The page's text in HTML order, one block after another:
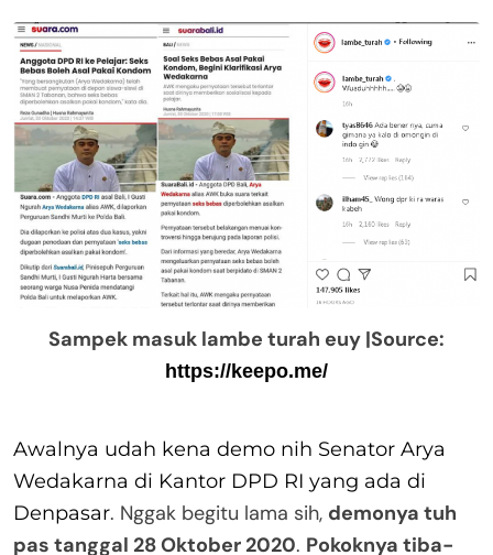
Sampek masuk lambe turah euy |Source:
https://keepo.me/
Awalnya udah kena demo nih Senator Arya
Wedakarna di Kantor DPD RI yang ada di
Denpasar. Nggak begitu lama sih, demonya tuh
pas tanggal 28 Oktober 2020. Pokoknya tiba-